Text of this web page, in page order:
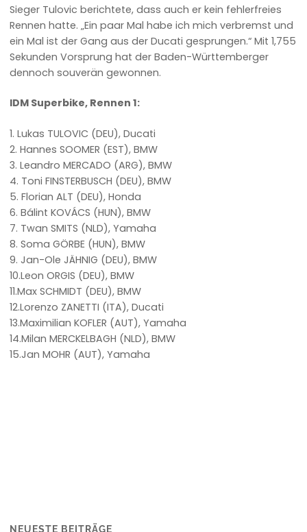
Sieger Tulovic berichtete, dass auch er kein fehlerfreies
Rennen hatte. „Ein paar Mal habe ich mich verbremst und
ein Mal ist der Gang aus der Ducati gesprungen.“ Mit 1,755
Sekunden Vorsprung hat der Baden-Württemberger
dennoch souverän gewonnen.
IDM Superbike, Rennen 1:
1. Lukas TULOVIC (DEU), Ducati
2. Hannes SOOMER (EST), BMW
3. Leandro MERCADO (ARG), BMW
4. Toni FINSTERBUSCH (DEU), BMW
5. Florian ALT (DEU), Honda
6. Bálint KOVÁCS (HUN), BMW
7. Twan SMITS (NLD), Yamaha
8. Soma GÖRBE (HUN), BMW
9. Jan-Ole JÄHNIG (DEU), BMW
10.Leon ORGIS (DEU), BMW
11.Max SCHMIDT (DEU), BMW
12.Lorenzo ZANETTI (ITA), Ducati
13.Maximilian KOFLER (AUT), Yamaha
14.Milan MERCKELBAGH (NLD), BMW
15.Jan MOHR (AUT), Yamaha
NEUESTE BEITRÄGE